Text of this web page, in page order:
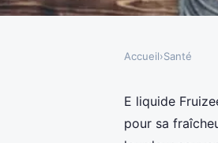
fruizee :
Accueil›Santé
E liquide
pour sa